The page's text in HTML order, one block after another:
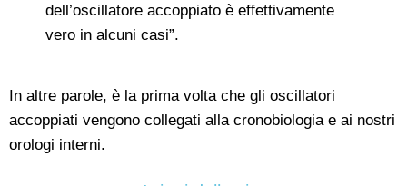
dell’oscillatore accoppiato è effettivamente
vero in alcuni casi”.
In altre parole, è la prima volta che gli oscillatori
accoppiati vengono collegati alla cronobiologia e ai nostri
orologi interni.